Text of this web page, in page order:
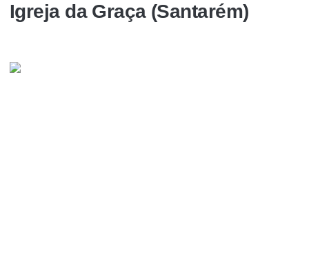
Igreja da Graça (Santarém)